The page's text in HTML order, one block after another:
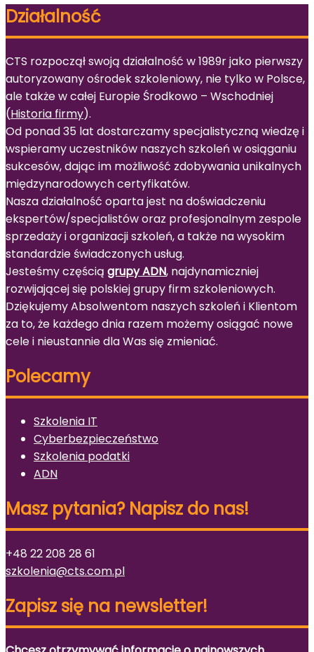
Działalność
CTS rozpoczął swoją działalność w 1989r jako pierwszy
autoryzowany ośrodek szkoleniowy, nie tylko w Polsce,
ale także w całej Europie Środkowo – Wschodniej
(Historia firmy).
Od ponad 35 lat dostarczamy specjalistyczną wiedzę i
wspieramy uczestników naszych szkoleń w osiąganiu
sukcesów, dając im możliwość zdobywania unikalnych
międzynarodowych certyfikatów.
Nasza działalność oparta jest na doświadczeniu
ekspertów/specjalistów oraz profesjonalnym zespole
sprzedaży i organizacji szkoleń, a także na wysokim
standardzie świadczonych usług.
Jesteśmy częścią grupy ADN, najdynamiczniej
rozwijającej się polskiej grupy firm szkoleniowych.
Dziękujemy Absolwentom naszych szkoleń i Klientom
za to, że każdego dnia razem możemy osiągać nowe
cele i nieustannie dla Was się zmieniać.
Polecamy
Szkolenia IT
Cyberbezpieczeństwo
Szkolenia podatki
ADN
Masz pytania? Napisz do nas!
+48 22 208 28 61
szkolenia@cts.com.pl
Zapisz się na newsletter!